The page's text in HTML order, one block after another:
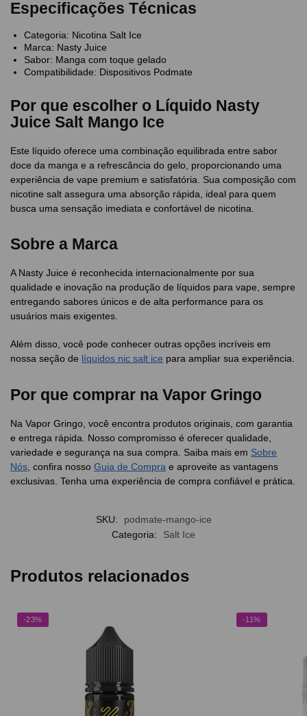
Especificações Técnicas
Categoria: Nicotina Salt Ice
Marca: Nasty Juice
Sabor: Manga com toque gelado
Compatibilidade: Dispositivos Podmate
Por que escolher o Líquido Nasty
Juice Salt Mango Ice
Este líquido oferece uma combinação equilibrada entre sabor
doce da manga e a refrescância do gelo, proporcionando uma
experiência de vape premium e satisfatória. Sua composição com
nicotine salt assegura uma absorção rápida, ideal para quem
busca uma sensação imediata e confortável de nicotina.
Sobre a Marca
A Nasty Juice é reconhecida internacionalmente por sua
qualidade e inovação na produção de líquidos para vape, sempre
entregando sabores únicos e de alta performance para os
usuários mais exigentes.
Além disso, você pode conhecer outras opções incríveis em
nossa seção de líquidos nic salt ice para ampliar sua experiência.
Por que comprar na Vapor Gringo
Na Vapor Gringo, você encontra produtos originais, com garantia
e entrega rápida. Nosso compromisso é oferecer qualidade,
variedade e segurança na sua compra. Saiba mais em Sobre
Nós , confira nosso Guia de Compra e aproveite as vantagens
exclusivas. Tenha uma experiência de compra confiável e prática.
SKU:
podmate-mango-ice
Categoria:
Salt Ice
Produtos relacionados
-23% -11%